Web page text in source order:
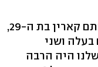
עמוס ועליזה דואגים לעתידה של בתם קארין בת ה-29,
ושני
שלנו היה הרבה